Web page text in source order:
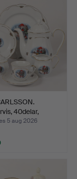
40delar,
5 aug 2026